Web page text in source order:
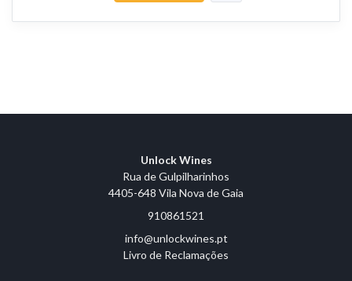
Unlock Wines
Rua de Gulpilharinhos
4405-648 Vila Nova de Gaia
910861521
info@unlockwines.pt
Livro de Reclamações